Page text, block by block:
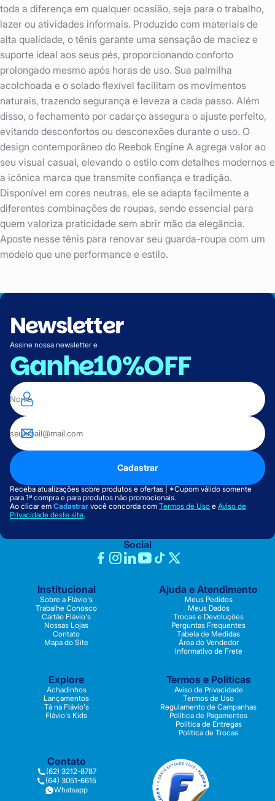
toda a diferença em qualquer ocasião, seja para o trabalho,
lazer ou atividades informais. Produzido com materiais de
alta qualidade, o tênis garante uma sensação de maciez e
suporte ideal aos seus pés, proporcionando conforto
prolongado mesmo após horas de uso. Sua palmilha
acolchoada e o solado flexível facilitam os movimentos
naturais, trazendo segurança e leveza a cada passo. Além
disso, o fechamento por cadarço assegura o ajuste perfeito,
evitando desconfortos ou desconexões durante o uso. O
design contemporâneo do Reebok Engine A agrega valor ao
seu visual casual, elevando o estilo com detalhes modernos e
a icônica marca que transmite confiança e tradição.
Disponível em cores neutras, ele se adapta facilmente a
diferentes combinações de roupas, sendo essencial para
quem valoriza praticidade sem abrir mão da elegância.
Aposte nesse tênis para renovar seu guarda-roupa com um
modelo que une performance e estilo.
Newsletter
Assine nossa newsletter e
Ganhe10%OFF
Cadastrar
Receba atualizações sobre produtos e ofertas | *Cupom válido somente
para 1ª compra e para produtos não promocionais.
Ao clicar em Cadastrar você concorda com Termos de Uso e Aviso de
Privacidade deste site.
Social
Institucional
Sobre a Flávio's
Trabalhe Conosco
Cartão Flávio's
Nossas Lojas
Contato
Mapa do Site
Ajuda e Atendimento
Meus Pedidos
Meus Dados
Trocas e Devoluções
Perguntas Frequentes
Tabela de Medidas
Área do Vendedor
Informativo de Frete
Explore
Achadinhos
Lançamentos
Tá na Flávio's
Flávio's Kids
Termos e Políticas
Aviso de Privacidade
Termos de Uso
Regulamento de Campanhas
Política de Pagamentos
Política de Entregas
Política de Trocas
Contato
(62) 3212-8787
(64) 3051-6615
Whatsapp